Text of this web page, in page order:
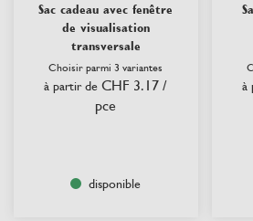
Sac cadeau avec fenêtre
de visualisation
transversale
Choisir parmi 3 variantes
à partir de CHF 3.17 /
pce
disponible
à